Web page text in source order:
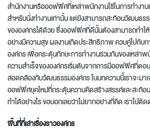
สำนักงานหรือออฟฟิศที่เหล่าพนักงานใช้ในการทำงาน
สำหรับนั่งทำงานเท่านั้น แต่ยังสามารถสะท้อนวัฒนธ
ขององค์กรได้ด้วย ซึ่งออฟฟิศที่ดีนั้นต้องสามารถทำใ
อย่างมีความสุข ผลงานเกิดประสิทธิภาพ ควบคู่ไปกับ
องค์กร เพื่อกระตุ้นทักษะการทำงานร่วมกันของเหล่าพ
ความสำเร็จขององค์กรเริ่มต้นจากการมีออฟฟิศที่ตอ
สอดคล้องกับวัฒนธรรมองค์กร ในบทความนี้เราจะมา
ออฟฟิศยุคใหม่ที่กระตุ้นความคิดสร้างสรรค์และสะท้
ทำได้อย่างไร ขอบอกเลยว่าไม่ยากอย่างที่คิด เราไปติ
พื้นที่ที่เล่าเรื่องราวองค์กร